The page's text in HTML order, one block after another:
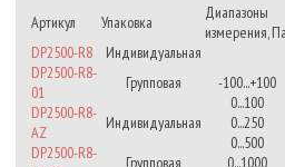
Артикул Упаковка
Диапазоны
измерения, Па
DP2500-R8
Индивидуальная
-100...+100
0...100
0...250
0...500
0...1000
DP2500-R8-
01
Групповая
DP2500-R8-
AZ
Индивидуальная
DP2500-R8-
Групповая